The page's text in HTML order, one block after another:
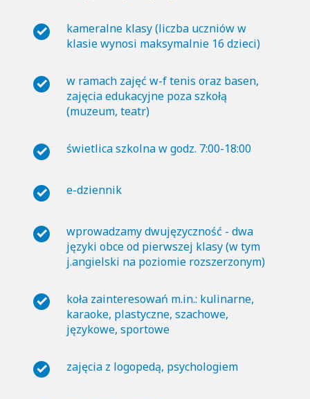
kameralne klasy (liczba uczniów w
klasie wynosi maksymalnie 16 dzieci)
w ramach zajęć w-f tenis oraz basen,
zajęcia edukacyjne poza szkołą
(muzeum, teatr)
świetlica szkolna w godz. 7:00-18:00
e-dziennik
wprowadzamy dwujęzyczność - dwa
języki obce od pierwszej klasy (w tym
j.angielski na poziomie rozszerzonym)
koła zainteresowań m.in.: kulinarne,
karaoke, plastyczne, szachowe,
językowe, sportowe
zajęcia z logopedą, psychologiem